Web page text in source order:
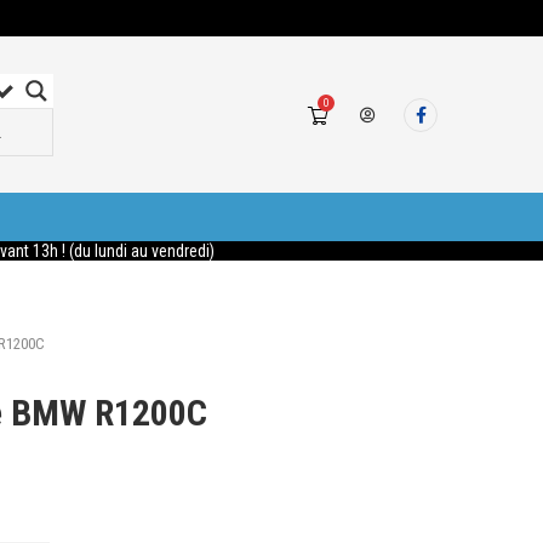
0
13h ! (du lundi au vendredi)
R1200C